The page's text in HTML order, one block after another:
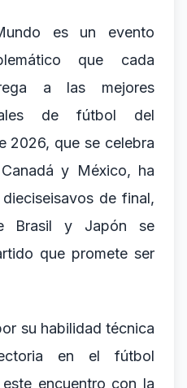
es un evento
que cada
a las mejores
de fútbol del
2026, que se celebra
y México, ha
de final,
Brasil y Japón se
que promete ser
su habilidad técnica
en el fútbol
encuentro con la